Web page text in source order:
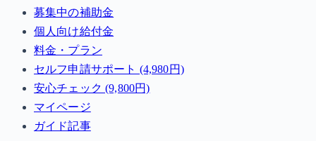
募集中の補助金
個人向け給付金
料金・プラン
セルフ申請サポート (4,980円)
安心チェック (9,800円)
マイページ
ガイド記事